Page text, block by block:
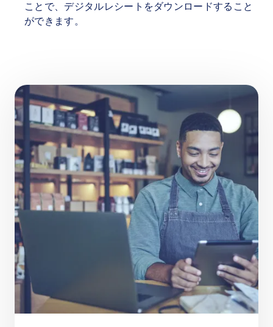
ことで、デジタルレシートをダウンロードすること
ができます。